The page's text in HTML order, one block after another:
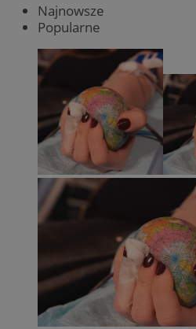
Najnowsze
Popularne